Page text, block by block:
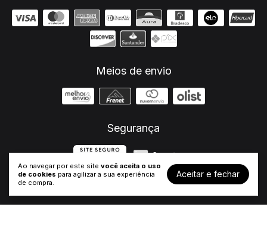
Ao navegar por este site você aceita o uso
de cookies para agilizar a sua experiência
de compra.
Aceitar e fechar
Meios de envio
Segurança